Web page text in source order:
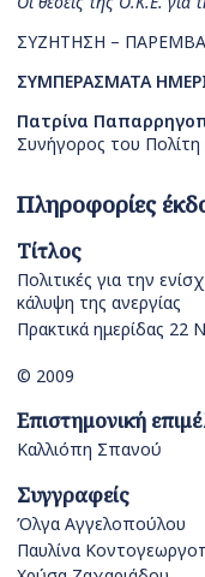
ΣΥΖΗΤΗΣΗ –
ΣΥΜΠΕΡΑΣΜΑΤΑ
Πατρίνα
Συνήγορος του Πολίτη
Πληροφορίες
Τίτλος
Πολιτικές για την
κάλυψη της ανεργίας
Πρακτικά ημερίδας 22
© 2009
Επιστημονική
Καλλιόπη Σπανού
Συγγραφείς
Όλγα Αγγελοπούλου
Παυλίνα